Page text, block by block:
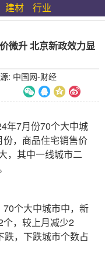
建材 行业
微升 北京新政效力显
: 中国网-财经
7月份70个大中城
，商品住宅销售价
，其中一线城市二
个大中城市中，新
，较上月减少2
跌，下跌城市个数占